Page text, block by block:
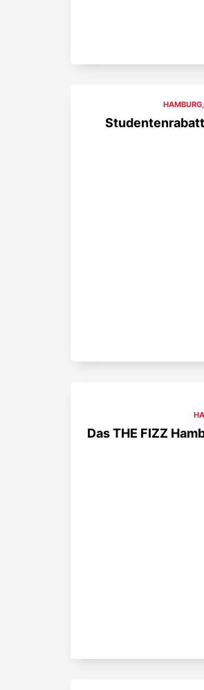
HAMBURG,
Das THE FIZZ